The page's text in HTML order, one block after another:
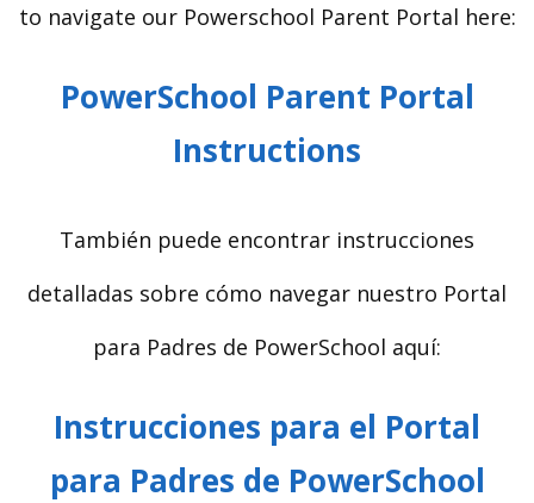
to navigate our Powerschool Parent Portal here:
PowerSchool Parent Portal
Instructions
También puede encontrar instrucciones
detalladas sobre cómo navegar nuestro Portal
para Padres de PowerSchool aquí:
Instrucciones para el Portal
para Padres de PowerSchool